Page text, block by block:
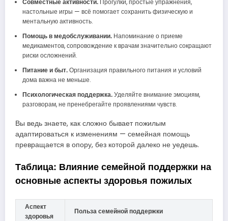
настольные игры — всё помогает сохранить физическую и
ментальную активность.
Помощь в медобслуживании.Напоминание о приеме
медикаментов, сопровождение к врачам значительно сокращают
риски осложнений.
Питание и быт.Организация правильного питания и условий
дома важна не меньше.
Психологическая поддержка.Уделяйте внимание эмоциям,
разговорам, не пренебрегайте проявлениями чувств.
Вы ведь знаете, как сложно бывает пожилым
адаптироваться к изменениям — семейная помощь
превращается в опору, без которой далеко не уедешь.
Таблица: Влияние семейной поддержки на
основные аспекты здоровья пожилых
Аспект
здоровья
Польза семейной поддержки